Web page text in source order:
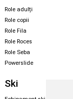
Role adulți
Role copii
Role Fila
Role Roces
Role Seba
Powerslide
Ski